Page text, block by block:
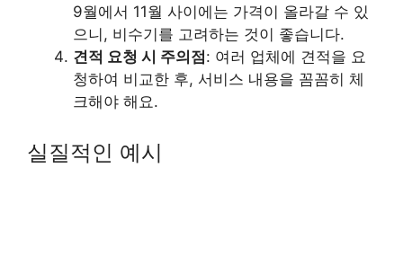
9월에서 11월 사이에는 가격이 올라갈 수 있
으니, 비수기를 고려하는 것이 좋습니다.
견적 요청 시 주의점 : 여러 업체에 견적을 요
청하여 비교한 후, 서비스 내용을 꼼꼼히 체
크해야 해요.
실질적인 예시